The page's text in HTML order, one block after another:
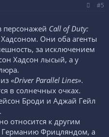
#5
персонажей Call of Duty:
Они оба агенты
за исключением
Хадсон лысый, а у
«Driver Parallel Lines».
в солнечных очках.
Броди и Аджай Гейл
относится к другим
Германию Фрицляндом, а